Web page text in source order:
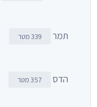
תמר 339 מטר
הדס 357 מטר